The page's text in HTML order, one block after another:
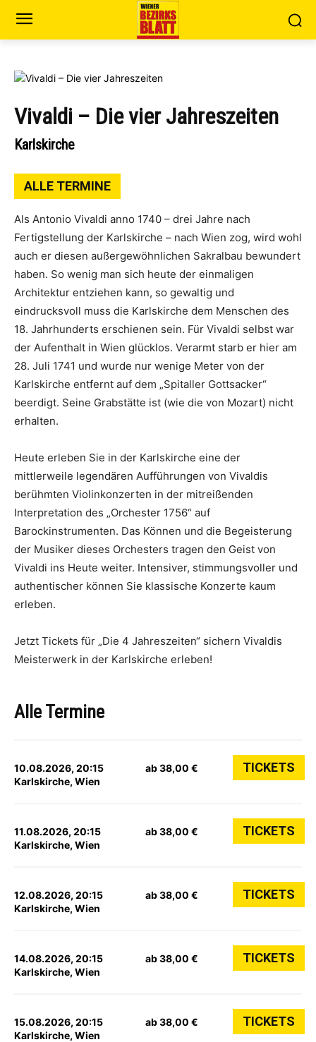
Vivaldi – Die vier Jahreszeiten
Karlskirche
ALLE TERMINE
Als Antonio Vivaldi anno 1740 – drei Jahre nach
Fertigstellung der Karlskirche – nach Wien zog, wird wohl
auch er diesen außergewöhnlichen Sakralbau bewundert
haben. So wenig man sich heute der einmaligen
Architektur entziehen kann, so gewaltig und
eindrucksvoll muss die Karlskirche dem Menschen des
18. Jahrhunderts erschienen sein. Für Vivaldi selbst war
der Aufenthalt in Wien glücklos. Verarmt starb er hier am
28. Juli 1741 und wurde nur wenige Meter von der
Karlskirche entfernt auf dem „Spitaller Gottsacker“
beerdigt. Seine Grabstätte ist (wie die von Mozart) nicht
erhalten.
Heute erleben Sie in der Karlskirche eine der
mittlerweile legendären Aufführungen von Vivaldis
berühmten Violinkonzerten in der mitreißenden
Interpretation des „Orchester 1756“ auf
Barockinstrumenten. Das Können und die Begeisterung
der Musiker dieses Orchesters tragen den Geist von
Vivaldi ins Heute weiter. Intensiver, stimmungsvoller und
authentischer können Sie klassische Konzerte kaum
erleben.
Jetzt Tickets für „Die 4 Jahreszeiten“ sichern Vivaldis
Meisterwerk in der Karlskirche erleben!
Alle Termine
10.08.2026, 20:15
Karlskirche, Wien
ab 38,00 € TICKETS
11.08.2026, 20:15
Karlskirche, Wien
ab 38,00 € TICKETS
12.08.2026, 20:15
Karlskirche, Wien
ab 38,00 € TICKETS
14.08.2026, 20:15
Karlskirche, Wien
ab 38,00 € TICKETS
15.08.2026, 20:15
Karlskirche, Wien
ab 38,00 € TICKETS